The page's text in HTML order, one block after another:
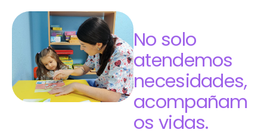
No solo
atendemos
necesidades,
acompañam
os vidas.